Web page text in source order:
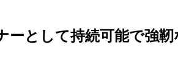
ーとして持続可能で強